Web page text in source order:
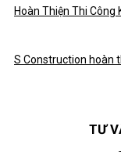
Hoàn Thiện Thi Công
S Construction hoàn
TƯ